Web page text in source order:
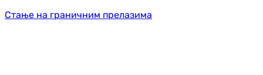
Стање на граничним прелазима